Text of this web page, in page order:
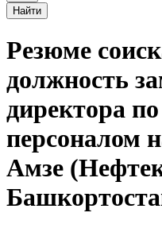
Найти
Резюме
должность
директора
персоналом
Амзе